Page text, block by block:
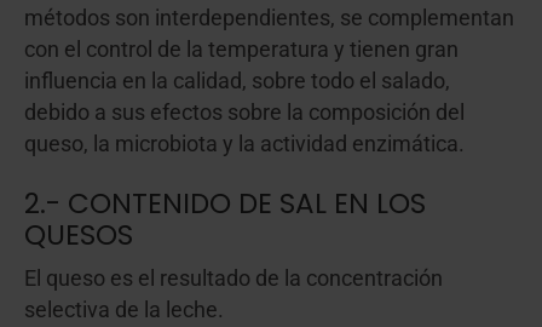
métodos son interdependientes, se complementan
con el control de la temperatura y tienen gran
influencia en la calidad, sobre todo el salado,
debido a sus efectos sobre la composición del
queso, la microbiota y la actividad enzimática.
2.- CONTENIDO DE SAL EN LOS
QUESOS
El queso es el resultado de la concentración
selectiva de la leche.